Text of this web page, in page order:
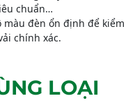
chuẩn…
đèn ổn định để kiểm
chính xác.
LOẠI